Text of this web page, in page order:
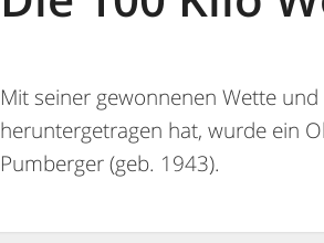
Mit seiner gewonnenen Wette
heruntergetragen hat, wurde ein
Pumberger (geb. 1943).